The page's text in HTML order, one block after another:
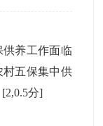
养工作面临
五保集中供
[2,0.5分]